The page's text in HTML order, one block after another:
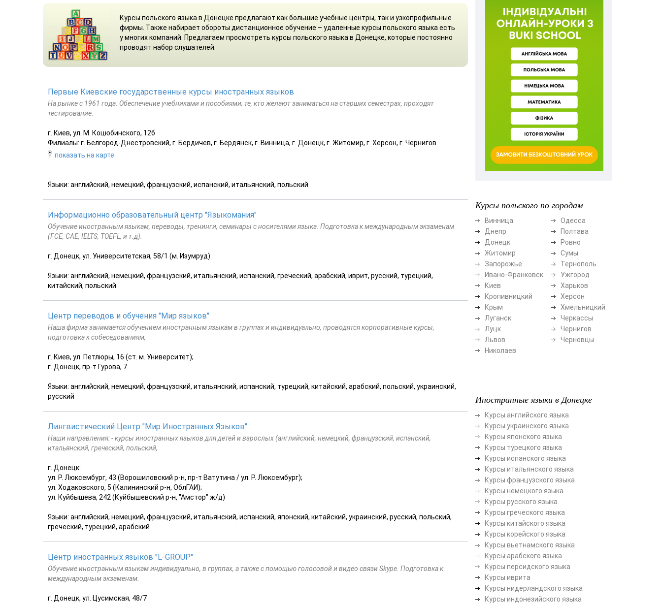
Курсы польского языка в Донецке предлагают как большие учебные центры, так и узкопрофильные
фирмы. Также набирает обороты дистанционное обучение – удаленные курсы польского языка есть
у многих компаний. Предлагаем просмотреть курсы польского языка в Донецке, которые постоянно
проводят набор слушателей.
Первые Киевские государственные курсы иностранных языков
На рынке с 1961 года. Обеспечение учебниками и пособиями; те, кто желают заниматься на старших семестрах, проходят
тестирование.
г. Киев, ул. М. Коцюбинского, 12б
Филиалы: г. Белгород-Днестровский, г. Бердичев, г. Бердянск, г. Винница, г. Донецк, г. Житомир, г. Херсон, г. Чернигов
показать на карте
Языки: английский, немецкий, французский, испанский, итальянский, польский
Информационно образовательный центр "Языкомания"
Обучение иностранным языкам, переводы, тренинги, семинары с носителями языка. Подготовка к международным экзаменам
(FCE, CAE, IELTS, TOEFL, и т.д).
г. Донецк, ул. Университетская, 58/1 (м. Изумруд)
Языки: английский, немецкий, французский, итальянский, испанский, греческий, арабский, иврит, русский, турецкий,
китайский, польский
Центр переводов и обучения "Мир языков"
Наша фирма занимается обучением иностранным языкам в группах и индивидуально, проводятся корпоративные курсы,
подготовка к собеседованиям,
г. Киев, ул. Петлюры, 16 (ст. м. Университет);
г. Донецк, пр-т Гурова, 7
Языки: английский, немецкий, французский, итальянский, испанский, турецкий, китайский, арабский, польский, украинский,
русский
Лингвистический Центр "Мир Иностранных Языков"
Наши направления: - курсы иностранных языков для детей и взрослых (английский, немецкий, французский, испанский,
итальянский, греческий, польский,
г. Донецк:
ул. Р. Люксембург, 43 (Ворошиловский р-н, пр-т Ватутина / ул. Р. Люксембург);
ул. Ходаковского, 5 (Калининский р-н, ОблГАИ);
ул. Куйбышева, 242 (Куйбышевский р-н, "Амстор" ж/д)
Языки: английский, немецкий, французский, итальянский, испанский, японский, китайский, украинский, русский, польский,
греческий, турецкий, арабский
Центр иностранных языков "L-GROUP"
Обучение иностранным языкам индивидуально, в группах, а также с помощью голосовой и видео связи Skype. Подготовка к
международным экзаменам.
г. Донецк, ул. Цусимская, 48/7
Курсы польского по городам
Винница
Днепр
Донецк
Житомир
Запорожье
Ивано-Франковск
Киев
Кропивницкий
Крым
Луганск
Луцк
Львов
Николаев
Одесса
Полтава
Ровно
Сумы
Тернополь
Ужгород
Харьков
Херсон
Хмельницкий
Черкассы
Чернигов
Черновцы
Иностранные языки в Донецке
Курсы английского языка
Курсы украинского языка
Курсы японского языка
Курсы турецкого языка
Курсы испанского языка
Курсы итальянского языка
Курсы французского языка
Курсы немецкого языка
Курсы русского языка
Курсы греческого языка
Курсы китайского языка
Курсы корейского языка
Курсы вьетнамского языка
Курсы арабского языка
Курсы персидского языка
Курсы иврита
Курсы нидерландского языка
Курсы индонезийского языка